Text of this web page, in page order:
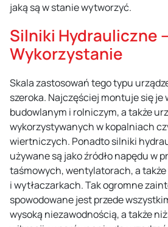
jaką są w stanie wytworzyć.
Silniki Hydrauliczne –
Wykorzystanie
Skala zastosowań tego typu
szeroka. Najczęściej montuje się je
budowlanym i rolniczym, a także
wykorzystywanych w kopalniach
wiertniczych. Ponadto silniki
używane są jako źródło napędu w
taśmowych, wentylatorach, a
i wytłaczarkach. Tak ogromne
spowodowane jest przede
wysoką niezawodnością, a także